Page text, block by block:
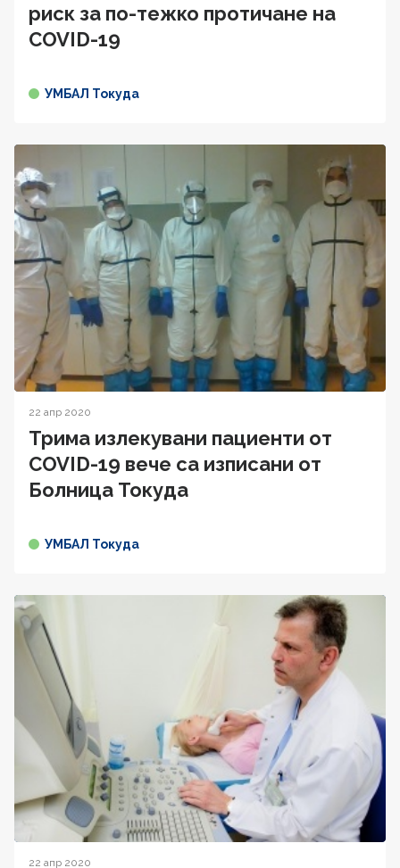
риск за по-тежко протичане на
COVID-19
УМБАЛ Токуда
22 апр 2020
Трима излекувани пациенти от
COVID-19 вече са изписани от
Болница Токуда
УМБАЛ Токуда
22 апр 2020